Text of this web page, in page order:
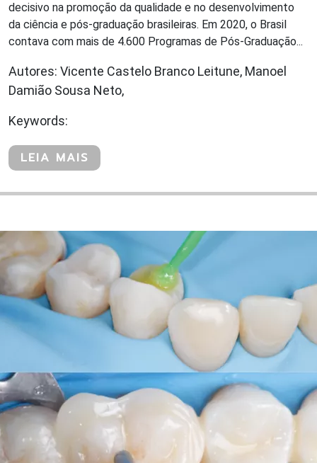
decisivo na promoção da qualidade e no desenvolvimento
da ciência e pós-graduação brasileiras. Em 2020, o Brasil
contava com mais de 4.600 Programas de Pós-Graduação...
Autores: Vicente Castelo Branco Leitune, Manoel
Damião Sousa Neto,
Keywords:
LEIA MAIS